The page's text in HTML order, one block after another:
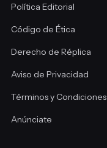
Política Editorial
Código de Ética
Derecho de Réplica
Aviso de Privacidad
Términos y Condiciones
Anúnciate